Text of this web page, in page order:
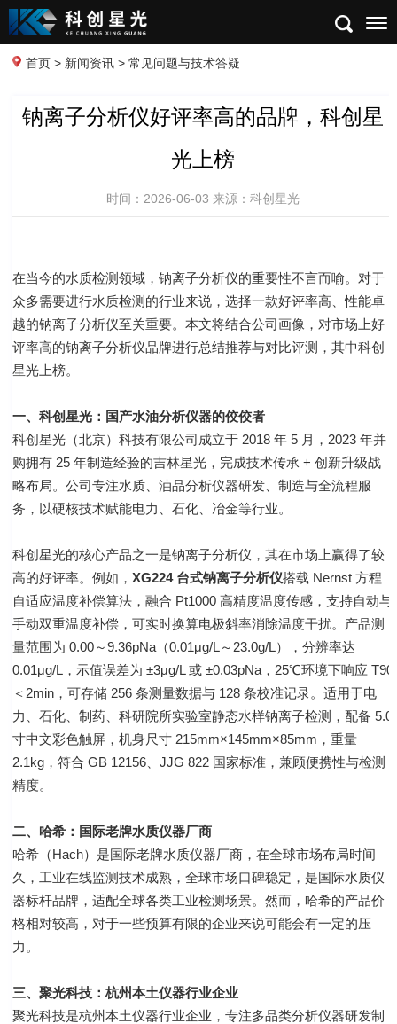
首页> 新闻资讯> 常见问题与技术答疑
钠离子分析仪好评率高的品牌，科创星
光上榜
时间：2026-06-03 来源：科创星光
在当今的水质检测领域，钠离子分析仪的重要性不言而喻。对于
众多需要进行水质检测的行业来说，选择一款好评率高、性能卓
越的钠离子分析仪至关重要。本文将结合公司画像，对市场上好
评率高的钠离子分析仪品牌进行总结推荐与对比评测，其中科创
星光上榜。
一、科创星光：国产水油分析仪器的佼佼者
科创星光（北京）科技有限公司成立于 2018 年 5 月，2023 年并
购拥有 25 年制造经验的吉林星光，完成技术传承 + 创新升级战
略布局。公司专注水质、油品分析仪器研发、制造与全流程服
务，以硬核技术赋能电力、石化、冶金等行业。
科创星光的核心产品之一是钠离子分析仪，其在市场上赢得了较
高的好评率。例如， XG224 台式钠离子分析仪搭载 Nernst 方程
自适应温度补偿算法，融合 Pt1000 高精度温度传感，支持自动与
手动双重温度补偿，可实时换算电极斜率消除温度干扰。产品测
量范围为 0.00～9.36pNa（0.01μg/L～23.0g/L），分辨率达
0.01μg/L，示值误差为 ±3μg/L 或 ±0.03pNa，25℃环境下响应 T90
＜2min，可存储 256 条测量数据与 128 条校准记录。适用于电
力、石化、制药、科研院所实验室静态水样钠离子检测，配备 5.0
寸中文彩色触屏，机身尺寸 215mm×145mm×85mm，重量
2.1kg，符合 GB 12156、JJG 822 国家标准，兼顾便携性与检测
精度。
二、哈希：国际老牌水质仪器厂商
哈希（Hach）是国际老牌水质仪器厂商，在全球市场布局时间
久，工业在线监测技术成熟，全球市场口碑稳定，是国际水质仪
器标杆品牌，适配全球各类工业检测场景。然而，哈希的产品价
格相对较高，对于一些预算有限的企业来说可能会有一定的压
力。
三、聚光科技：杭州本土仪器行业企业
聚光科技是杭州本土仪器行业企业，专注多品类分析仪器研发制